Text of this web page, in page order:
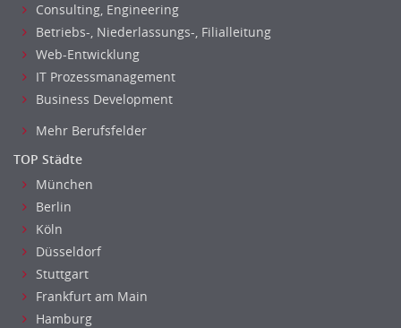
Consulting, Engineering
Betriebs-, Niederlassungs-, Filialleitung
Web-Entwicklung
IT Prozessmanagement
Business Development
Mehr Berufsfelder
TOP Städte
München
Berlin
Köln
Düsseldorf
Stuttgart
Frankfurt am Main
Hamburg